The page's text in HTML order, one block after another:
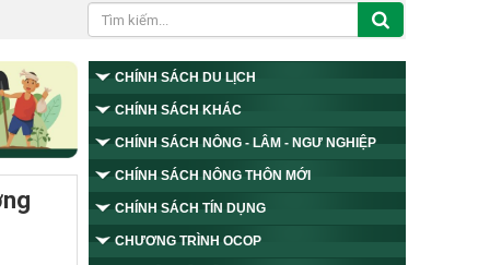
CHÍNH SÁCH DU LỊCH
CHÍNH SÁCH KHÁC
CHÍNH SÁCH NÔNG - LÂM - NGƯ NGHIỆP
CHÍNH SÁCH NÔNG THÔN MỚI
CHÍNH SÁCH TÍN DỤNG
CHƯƠNG TRÌNH OCOP